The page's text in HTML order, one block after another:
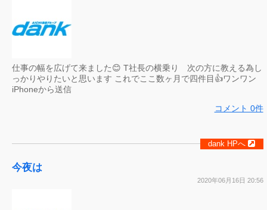
仕事の幅を広げて来ました😊 T社長の横乗り 次の方に教える為し
っかりやりたいと思います これでここ数ヶ月で四件目👍ワンワン
iPhoneから送信
コメント 0件
今夜は
dank HPへ
2020年06月16日 20:56